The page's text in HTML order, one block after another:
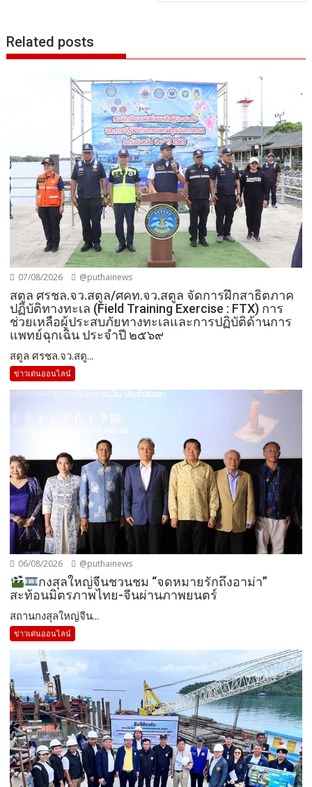
Related posts
07/08/2026 @puthainews
สตูล ศรชล.จว.สตูล/ศคท.จว.สตูล จัดการฝึกสาธิตภาค
ปฏิบัติทางทะเล (Field Training Exercise : FTX) การ
ช่วยเหลือผู้ประสบภัยทางทะเลและการปฏิบัติด้านการ
แพทย์ฉุกเฉิน ประจำปี ๒๕๖๙
สตูล ศรชล.จว.สตู...
ข่าวเด่นออนไลน์
06/08/2026 @puthainews
กงสุลใหญ่จีนชวนชม “จดหมายรักถึงอาม่า”
สะท้อนมิตรภาพไทย-จีนผ่านภาพยนตร์
สถานกงสุลใหญ่จีน...
ข่าวเด่นออนไลน์